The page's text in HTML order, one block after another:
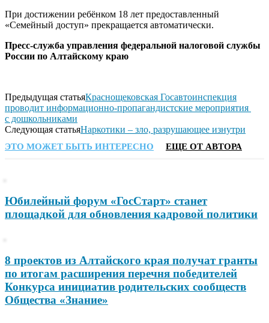
При достижении ребёнком 18 лет предоставленный
«Семейный доступ» прекращается автоматически.
Пресс-служба управления федеральной налоговой службы
России по Алтайскому краю
Предыдущая статьяКраснощековская Госавтоинспекция
проводит информационно-пропагандистские мероприятия
с дошкольниками
Следующая статьяНаркотики – зло, разрушающее изнутри
ЭТО МОЖЕТ БЫТЬ ИНТЕРЕСНО ЕЩЕ ОТ АВТОРА
Юбилейный форум «ГосСтарт» станет
площадкой для обновления кадровой политики
8 проектов из Алтайского края получат гранты
по итогам расширения перечня победителей
Конкурса инициатив родительских сообществ
Общества «Знание»